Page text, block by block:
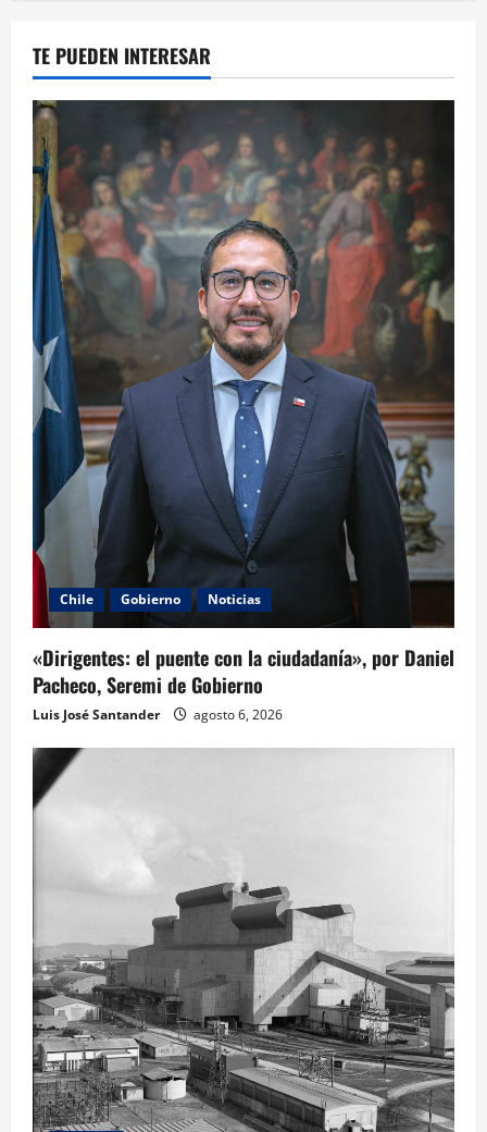
TE PUEDEN INTERESAR
Chile Gobierno Noticias
«Dirigentes: el puente con la ciudadanía», por Daniel
Pacheco, Seremi de Gobierno
Luis José Santander agosto 6, 2026